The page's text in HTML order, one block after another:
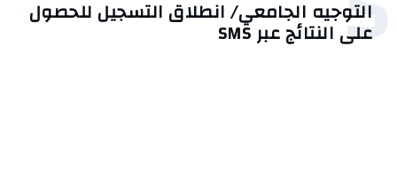
التوجيه الجامعي/ انطلاق التسجيل للحصول
على النتائج عبر SMS